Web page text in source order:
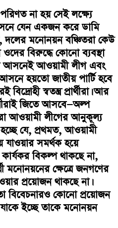
না হয় সেই লক্ষ্যে
যেন একজন করে ডামি
দলের মনোনয়ন বঞ্চিতরা কেউ
ওদের বিরুদ্ধে কোনো ব্যবস্থা
আসনেই আওয়ামী লীগ এবং
আসনে হয়তো জাতীয় পার্টি হবে
স্বতন্ত্র প্রার্থীরা। আর
জিতে আসবে—অল্প
আওয়ামী লীগের আনুকূল্য
যে, প্রথমত, আওয়ামী
সমর্থক হয়ে
বিকল্প থাকছে না,
মনোনয়নের ক্ষেত্রে জনগণের
প্রয়োজন থাকছে না।
বিবেচনারও কোনো প্রয়োজন
যাকে ইচ্ছে তাকে মনোনয়ন